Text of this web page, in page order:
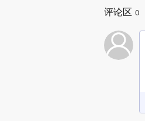
评论区 0